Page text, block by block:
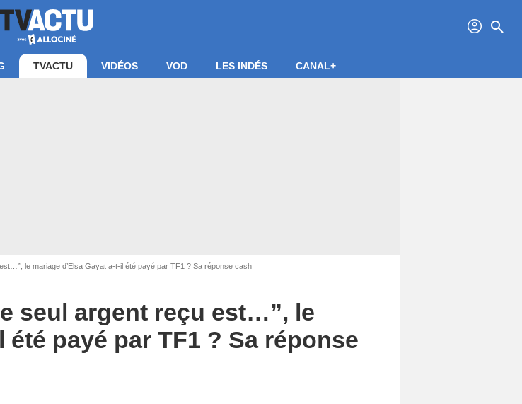
profil search
TVACTU VIDÉOS VOD LES INDÉS CANAL+
le mariage d’Elsa Gayat a-t-il été payé par TF1 ? Sa réponse cash
seul argent reçu est…”, le
été payé par TF1 ? Sa réponse